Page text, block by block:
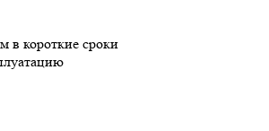
в короткие сроки